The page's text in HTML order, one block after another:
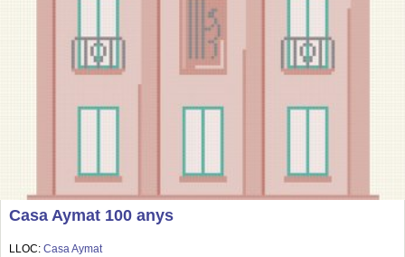
Casa Aymat 100 anys
LLOC: Casa Aymat